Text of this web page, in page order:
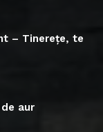
– Tinerețe, te
aur